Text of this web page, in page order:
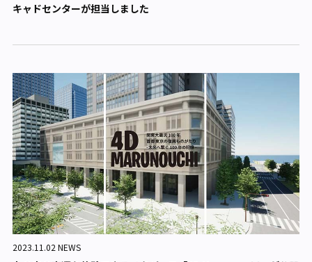
キャドセンターが担当しました
2023.11.02 NEWS